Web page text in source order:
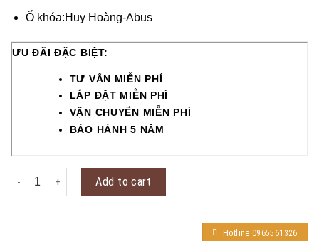
Ổ khóa:Huy Hoàng-Abus
ƯU ĐÃI ĐẶC BIỆT:
TƯ VẤN MIỄN PHÍ
LẮP ĐẶT MIỄN PHÍ
VẬN CHUYỂN MIỄN PHÍ
BẢO HÀNH 5 NĂM
KHÓA TAY NẮM HC 85 KING PVD GOLD quantity
Add to cart
Hotline 0965561326